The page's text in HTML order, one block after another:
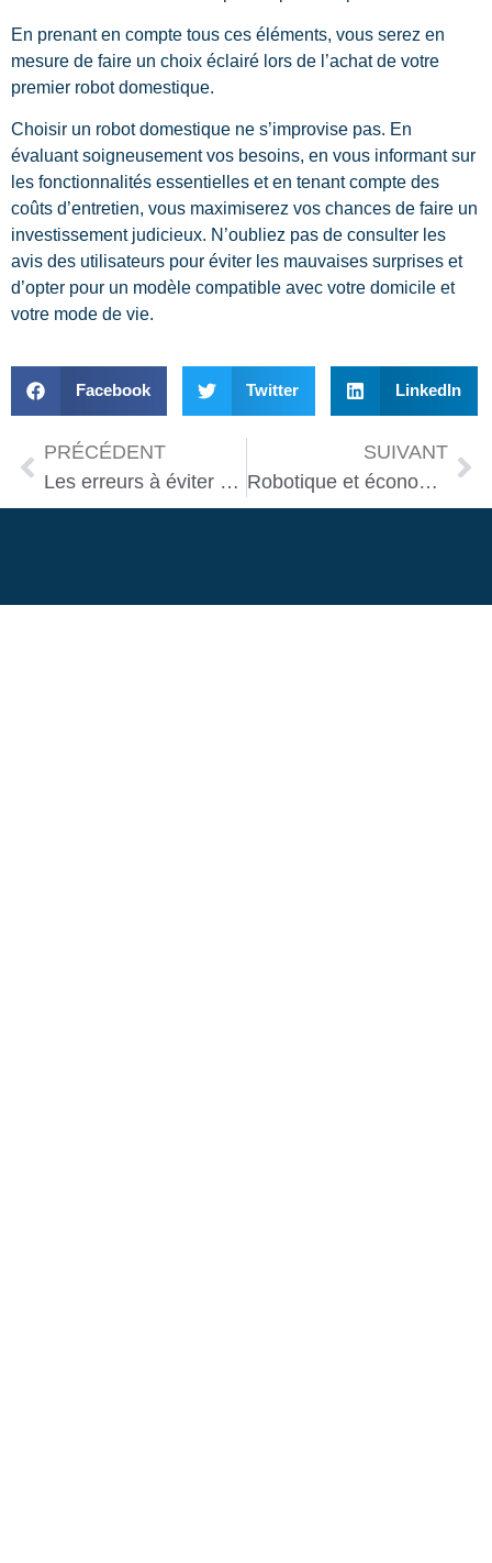
En prenant en compte tous ces éléments, vous serez en
mesure de faire un choix éclairé lors de l’achat de votre
premier robot domestique.
Choisir un robot domestique ne s’improvise pas. En
évaluant soigneusement vos besoins, en vous informant sur
les fonctionnalités essentielles et en tenant compte des
coûts d’entretien, vous maximiserez vos chances de faire un
investissement judicieux. N’oubliez pas de consulter les
avis des utilisateurs pour éviter les mauvaises surprises et
d’opter pour un modèle compatible avec votre domicile et
votre mode de vie.
Facebook Twitter LinkedIn
PRÉCÉDENT
Les erreurs à éviter pour une domotique sans faille en 2025
SUIVANT
Robotique et économie : quels impacts sur les marchés financiers ?